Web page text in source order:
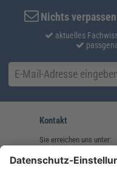
Nichts
aktuelles
Kontakt
Sie erreichen uns unter:
(08233) 38 11 23